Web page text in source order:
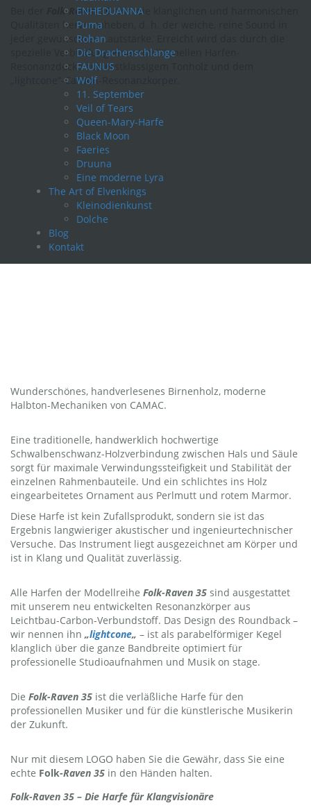
ENHEDUANNA
Puma
Rohan
Die Drachenschlange
FAUNUS
Wolf
11. September
Veil of Tears
Queen-Mary-Harfe
Black Moon
Faeries
Druuna
Eine moderne Lyra
The Art of Elvenkings
Kleinodienkunst
Dolche
Blog
Kontakt
Folk-Raven 35sind die klanglichen und harmonischen
Qualitäten hervorzuheben, d. h. der weiche, reine Sound in
jeder gewünschten Lautstärke. Erreicht wird das durch die
spezielle Verbindung einer traditionellen Harfen-
Resonanzdecke aus erstklassigem Tonholz und dem
„lightcone“-Carbon-Resonanzkörper
Wunderschönes, handverlesenes Birnenholz, moderne
Halbton-Mechaniken von CAMAC.
Eine traditionelle, handwerklich hochwertige
Schwalbenschwanz-Holzverbindung zwischen Hals und Säule
sorgt für maximale Verwindungssteifigkeit und Stabilität der
einzelnen Rahmenbauteile. Und ein schlichtes ins Holz
eingearbeitetes Ornament aus Perlmutt und rotem Marmor.
Diese Harfe ist kein Zufallsprodukt, sondern sie ist das
Ergebnis langwieriger akustischer und ingenieurtechnischer
Versuche. Das Instrument liegt ausgezeichnet am Körper und
ist in Klang und Qualität zuverlässig.
Alle Harfen der Modellreihe Folk-Raven 35 sind ausgestattet
mit unserem neu entwickelten Resonanzkörper aus
Leichtbau-Carbon-Verbundstoff. Das Design des Roundback –
wir nennen ihn „lightcone„ – ist als parabelförmiger Kegel
klanglich über die ganze Bandbreite optimiert für
professionelle Studioaufnahmen und Musik on stage.
Die Folk-Raven 35 ist die verläßliche Harfe für den
professionellen Musiker und für die künstlerische Musikerin
der Zukunft.
Nur mit diesem LOGO haben Sie die Gewähr, dass Sie eine
echte Folk-Raven 35 in den Händen halten.
Folk-Raven 35 – Die Harfe für Klangvisionäre